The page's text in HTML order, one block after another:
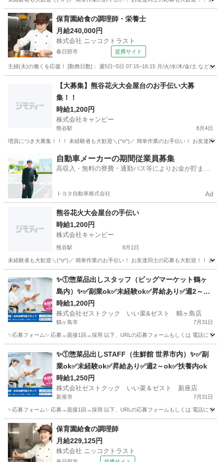
埼玉 北足立郡 羽貫駅 飲食 花火大会
保育園給食の調理師・栄養士
月給240,000円
株式会社 ニッコクトラスト
春日部市 提携サイト
主婦(夫)の働くを応援！ [勤務日数]： 週5日~5日 07:15~16:15 月/火/水/木/金/土 など
キッチン
【大募集】熊谷花火大会屋台のお手伝い大募
集！！
時給1,200円
株式会社キャンビー
熊谷駅 8月4日
熊谷駅 飲食 屋台
自動車メーカーの期間従業員募集
高収入・無料の寮費・通勤バス等によりお金が貯まり
トヨタ自動車株式会社 Ad
熊谷花火大会屋台の手伝い
時給1,200円
株式会社キャンビー
熊谷駅 8月1日
熊谷駅 飲食 屋台
✨①惣菜品出しスタッフ（ビッグマーケット鶴ヶ
島内）✨✅副業ok✅未経験ok✅昇給あり✅週2～ok
✅扶養内ok
時給1,200円
株式会社ゼストクック いい菜&ゼスト 鶴ヶ島店
鶴ヶ島市 7月31日
✨応募フォーム✨ 応募→面接1回→採用 以下、URLの応募フォームもしくは 電話にて
キッチン
✨①惣菜品出しSTAFF（生鮮館 世界市内）✨✅副
業ok✅未経験ok✅昇給あり✅週2～ok✅扶養内ok
時給1,250円
株式会社ゼストクック いい菜＆ゼスト 新座店
新座市 7月31日
✨応募フォーム✨ 応募→面接1回→採用 以下、URLの応募フォームもしくは 電話にて
埼玉 新座市 キッチン スタッフ
保育園給食の調理師
月給229,125円
株式会社 ニッコクトラスト